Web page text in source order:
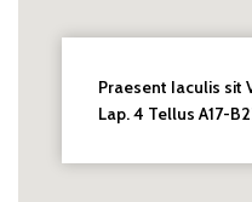
Praesent Iaculis sit
Lap. 4 Tellus A17-